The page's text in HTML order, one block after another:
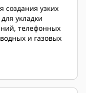
создания узких
укладки
телефонных
и газовых